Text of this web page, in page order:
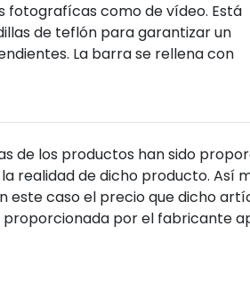
fotografícas como de vídeo. Está
de teflón para garantizar un
La barra se rellena con
de los productos han sido
realidad de dicho producto. Así
este caso el precio que dicho
por el fabricante